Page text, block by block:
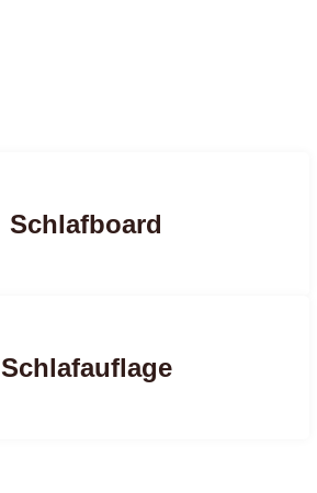
Schlafboard
Schlafauflage